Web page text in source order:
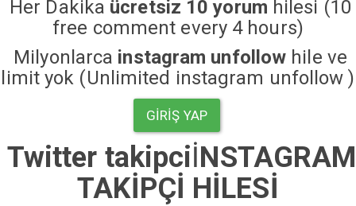
Her Dakika ücretsiz 10 yorum hilesi (10
free comment every 4 hours)
Milyonlarca instagram unfollow hile ve
limit yok (Unlimited instagram unfollow )
GIRIŞ YAP
Twitter takipciİNSTAGRAM
TAKİPÇİ HİLESİ